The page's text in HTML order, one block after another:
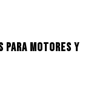
PARA MOTORES Y